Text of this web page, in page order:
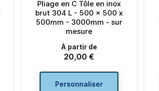
Pliage en C Tôle en inox
brut 304 L - 500 x 500 x
500mm - 3000mm - sur
mesure
À partir de
Prix
20,00 €
Personnaliser